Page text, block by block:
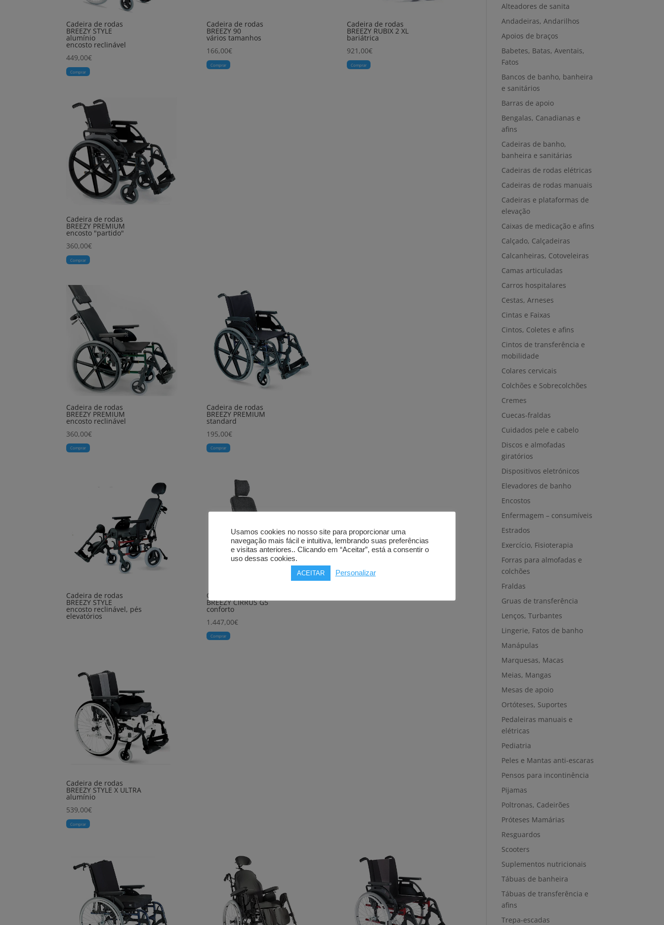
Cadeira de rodas
BREEZY STYLE
alumínio
encosto reclinável
449,00€
Comprar
Cadeira de rodas
BREEZY 90
vários tamanhos
166,00€
Comprar
Cadeira de rodas
BREEZY RUBIX 2 XL
bariátrica
921,00€
Comprar
Cadeira de rodas
BREEZY PREMIUM
encosto "partido"
360,00€
Comprar
Cadeira de rodas
BREEZY PREMIUM
encosto reclinável
360,00€
Comprar
Cadeira de rodas
BREEZY PREMIUM
standard
195,00€
Comprar
Cadeira de rodas
BREEZY STYLE
encosto reclinável, pés
elevatórios
Cadeira de rodas
BREEZY CIRRUS G5
conforto
1.447,00€
Comprar
Cadeira de rodas
BREEZY STYLE X ULTRA
alumínio
539,00€
Comprar
Alteadores de sanita
Andadeiras, Andarilhos
Apoios de braços
Babetes, Batas, Aventais,
Fatos
Bancos de banho, banheira
e sanitários
Barras de apoio
Bengalas, Canadianas e
afins
Cadeiras de banho,
banheira e sanitárias
Cadeiras de rodas elétricas
Cadeiras de rodas manuais
Cadeiras e plataformas de
elevação
Caixas de medicação e afins
Calçado, Calçadeiras
Calcanheiras, Cotoveleiras
Camas articuladas
Carros hospitalares
Cestas, Arneses
Cintas e Faixas
Cintos, Coletes e afins
Cintos de transferência e
mobilidade
Colares cervicais
Colchões e Sobrecolchões
Cremes
Cuecas-fraldas
Cuidados pele e cabelo
Discos e almofadas
giratórios
Dispositivos eletrónicos
Elevadores de banho
Encostos
Enfermagem – consumíveis
Estrados
Exercício, Fisioterapia
Forras para almofadas e
colchões
Fraldas
Gruas de transferência
Lenços, Turbantes
Lingerie, Fatos de banho
Manápulas
Marquesas, Macas
Meias, Mangas
Mesas de apoio
Ortóteses, Suportes
Pedaleiras manuais e
elétricas
Pediatria
Peles e Mantas anti-escaras
Pensos para incontinência
Pijamas
Poltronas, Cadeirões
Próteses Mamárias
Resguardos
Scooters
Suplementos nutricionais
Tábuas de banheira
Tábuas de transferência e
afins
Trepa-escadas
Usamos cookies no nosso site para proporcionar uma
navegação mais fácil e intuitiva, lembrando suas preferências
e visitas anteriores.. Clicando em “Aceitar”, está a consentir o
uso dessas cookies.
ACEITAR Personalizar